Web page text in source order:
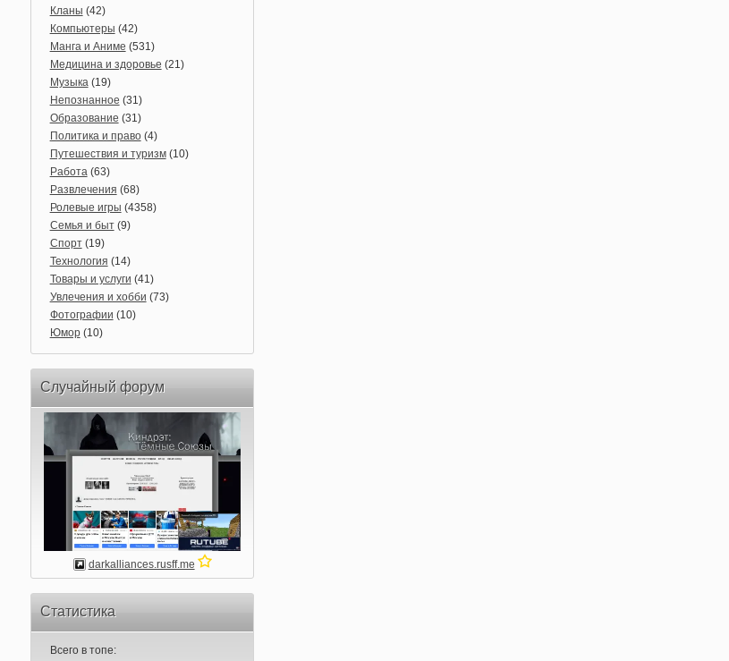
Кланы (42)
Компьютеры (42)
Манга и Аниме (531)
Медицина и здоровье (21)
Музыка(19)
Непознанное (31)
Образование (31)
Политика и право(4)
Путешествия и туризм(10)
Работа(63)
Развлечения (68)
Ролевые игры (4358)
Семья и быт(9)
Спорт(19)
Технология (14)
Товары и услуги (41)
Увлечения и хобби (73)
Фотографии (10)
Юмор(10)
Случайный форум
darkalliances.rusff.me
Статистика
Всего в топе: